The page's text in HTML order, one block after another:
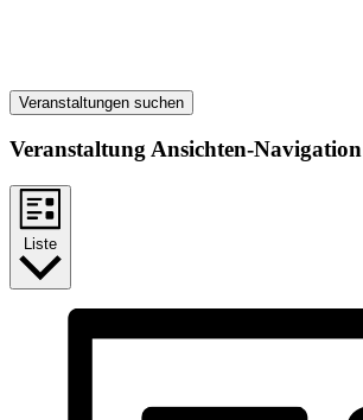
Veranstaltungen suchen
Veranstaltung Ansichten-Navigation
Liste